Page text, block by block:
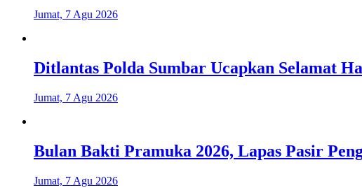
Jumat, 7 Agu 2026
Ditlantas Polda Sumbar Ucapkan Selamat
Jumat, 7 Agu 2026
Bulan Bakti Pramuka 2026, Lapas Pasir
Jumat, 7 Agu 2026